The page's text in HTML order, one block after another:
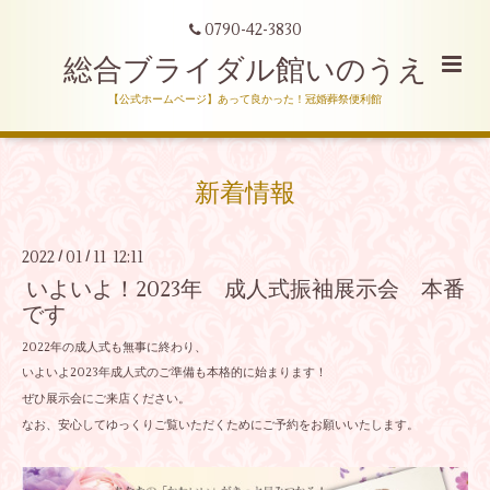
0790-42-3830
総合ブライダル館いのうえ
【公式ホームページ】あって良かった！冠婚葬祭便利館
新着情報
2022 /01 / 11 12:11
いよいよ！2023年 成人式振袖展示会 本番
です
2022年の成人式も無事に終わり、
いよいよ2023年成人式のご準備も本格的に始まります！
ぜひ展示会にご来店ください。
なお、安心してゆっくりご覧いただくためにご予約をお願いいたします。